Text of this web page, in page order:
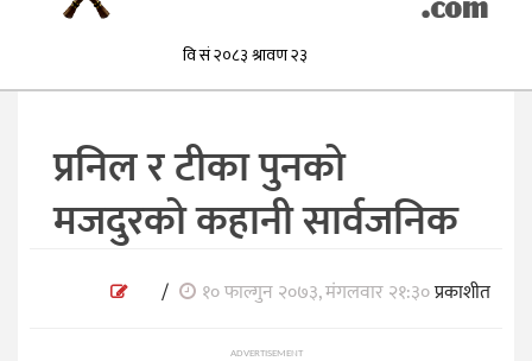
प्रनिल र टीका पुनको
मजदुरको कहानी सार्वजनिक
/ १० फाल्गुन २०७३, मंगलवार २१:३०प्रकाशीत
ADVERTISEMENT